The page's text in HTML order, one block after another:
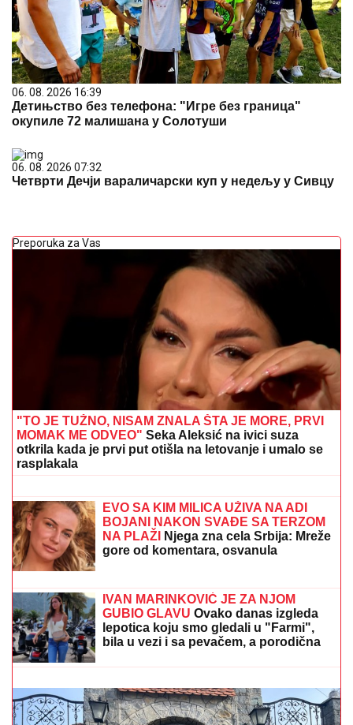
06. 08. 2026 16:39
Детињство без телефона: "Игре без граница"
окупиле 72 малишана у Солотуши
06. 08. 2026 07:32
Четврти Дечји вараличарски куп у недељу у Сивцу
Preporuka za Vas
"TO JE TUŽNO, NISAM ZNALA ŠTA JE MORE, PRVI
MOMAK ME ODVEO" Seka Aleksić na ivici suza
otkrila kada je prvi put otišla na letovanje i umalo se
rasplakala
ĆERKU:Evo zbog čega je Esma
Redžepova usvajala samo dečake,
pred smrt donela neočekivanu odluku
NA PLAŽINjega zna cela Srbija: Mreže
gore od komentara, osvanula
fotografija